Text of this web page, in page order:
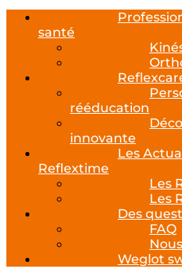
santé
rééducation
innovante
Les
Reflextime
Les
Les
Des
FAQ
Weglot